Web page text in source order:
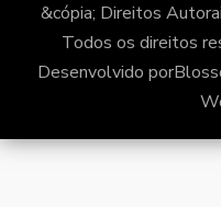
&cópia; Direitos
Todos os direitos
Desenvolvido por